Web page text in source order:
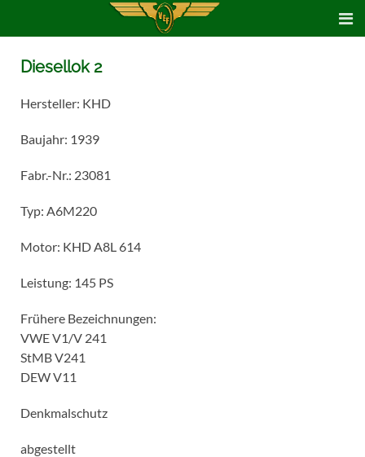
Diesellok 2
Hersteller: KHD
Baujahr: 1939
Fabr.-Nr.: 23081
Typ: A6M220
Motor: KHD A8L 614
Leistung: 145 PS
Frühere Bezeichnungen:
VWE V1/V 241
StMB V241
DEW V11
Denkmalschutz
abgestellt